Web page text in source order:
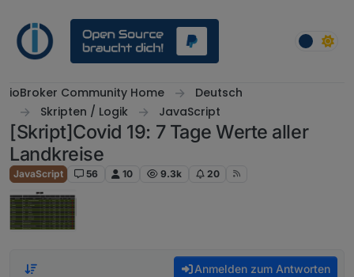
ioBroker Community Home
Deutsch
Skripten / Logik
JavaScript
[Skript]Covid 19: 7 Tage Werte aller
Landkreise
JavaScript 56 10 9.3k 20
Anmelden zum Antworten